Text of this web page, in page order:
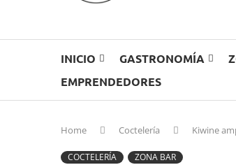
INICIO GASTRONOMÍA
EMPRENDEDORES
Home Coctelería Kiwine
COCTELERÍA ZONA BAR